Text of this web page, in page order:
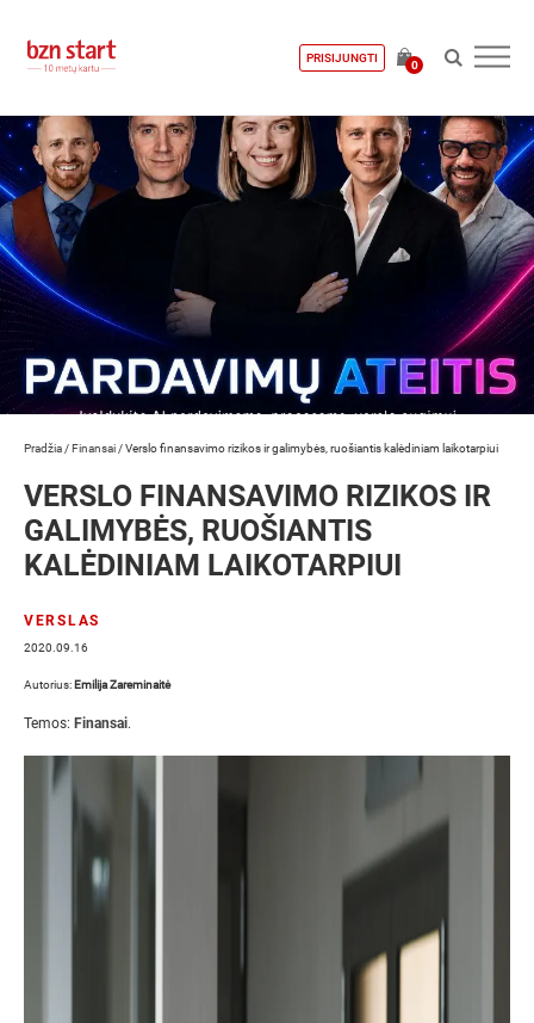
PRISIJUNGTI
0
Pradžia /Finansai /Verslo finansavimo rizikos ir galimybės, ruošiantis kalėdiniam laikotarpiui
VERSLO FINANSAVIMO RIZIKOS IR
GALIMYBĖS, RUOŠIANTIS
KALĖDINIAM LAIKOTARPIUI
VERSLAS
2020.09.16
Autorius: Emilija Zareminaitė
Temos: Finansai.